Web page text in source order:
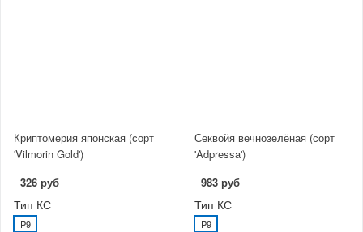
Криптомерия японская (сорт
'Vilmorin Gold')
326 руб
Тип КС
P9
Секвойя вечнозелёная (сорт
'Adpressa')
983 руб
Тип КС
P9